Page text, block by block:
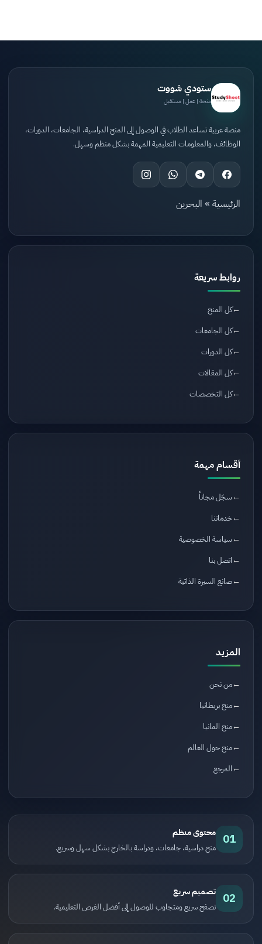
ستودي شووت
منحة | عمل | مستقبل
منصة عربية تساعد الطلاب في الوصول إلى المنح الدراسية، الجامعات، الدورات،
الوظائف، والمعلومات التعليمية المهمة بشكل منظم وسهل.
الرئيسية » البحرين
روابط سريعة
كل المنح
كل الجامعات
كل الدورات
كل المقالات
كل التخصصات
أقسام مهمة
سجّل مجاناً
خدماتنا
سياسة الخصوصية
اتصل بنا
صانع السيرة الذاتية
المزيد
من نحن
منح بريطانيا
منح المانيا
منح حول العالم
المرجع
01 محتوى منظم
منح دراسية، جامعات، ودراسة بالخارج بشكل سهل وسريع.
02 تصميم سريع
تصفح سريع ومتجاوب للوصول إلى أفضل الفرص التعليمية.